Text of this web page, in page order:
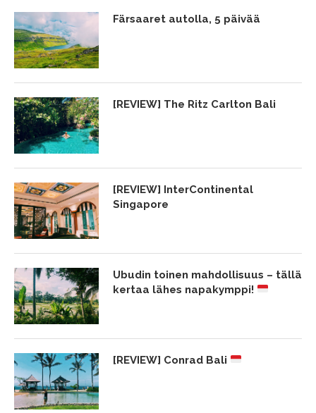
Färsaaret autolla, 5 päivää
[REVIEW] The Ritz Carlton Bali
[REVIEW] InterContinental
Singapore
Ubudin toinen mahdollisuus – tällä
kertaa lähes napakymppi!
[REVIEW] Conrad Bali